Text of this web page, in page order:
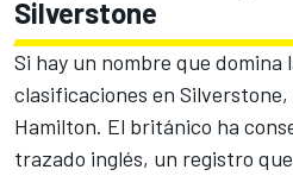
Silverstone
Si hay un nombre que domina
clasificaciones en Silverstone,
Hamilton. El británico ha
trazado inglés, un registro